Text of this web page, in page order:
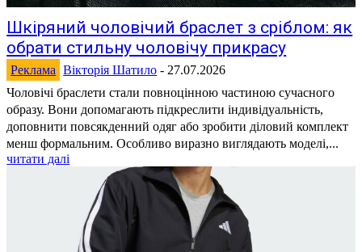
Шкіряний чоловічий браслет з сріблом: як
обрати стильну чоловічу прикрасу
Реклама Вікторія Шатило - 27.07.2026
Чоловічі браслети стали повноцінною частиною сучасного
образу. Вони допомагають підкреслити індивідуальність,
доповнити повсякденний одяг або зробити діловий комплект
менш формальним. Особливо виразно виглядають моделі,...
читати далі